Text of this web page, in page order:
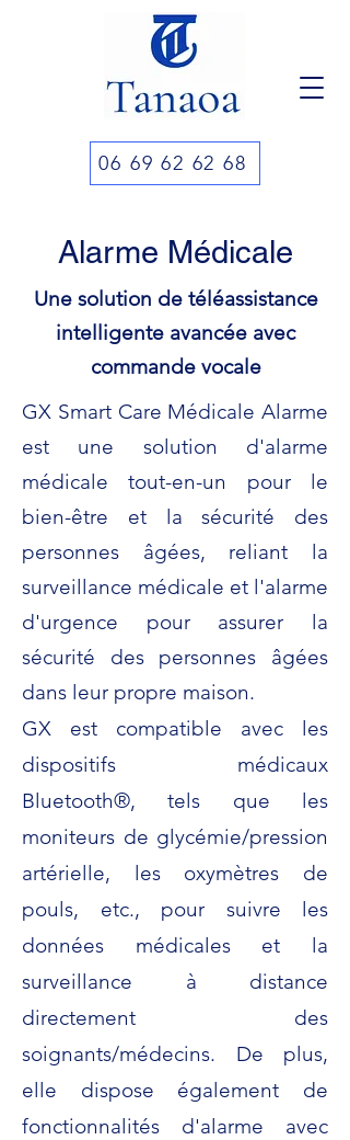
06 69 62 62 68
Alarme Médicale
Une solution de téléassistance
intelligente avancée avec
commande vocale
GX Smart Care Médicale Alarme
est une solution d'alarme
médicale tout-en-un pour le
bien-être et la sécurité des
personnes âgées, reliant la
surveillance médicale et l'alarme
d'urgence pour assurer la
sécurité des personnes âgées
dans leur propre maison.
GX est compatible avec les
dispositifs médicaux
Bluetooth®, tels que les
moniteurs de glycémie/pression
artérielle, les oxymètres de
pouls, etc., pour suivre les
données médicales et la
surveillance à distance
directement des
soignants/médecins. De plus,
elle dispose également de
fonctionnalités d'alarme avec